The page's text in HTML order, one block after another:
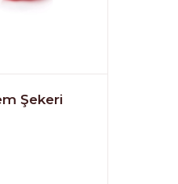
Şekeri